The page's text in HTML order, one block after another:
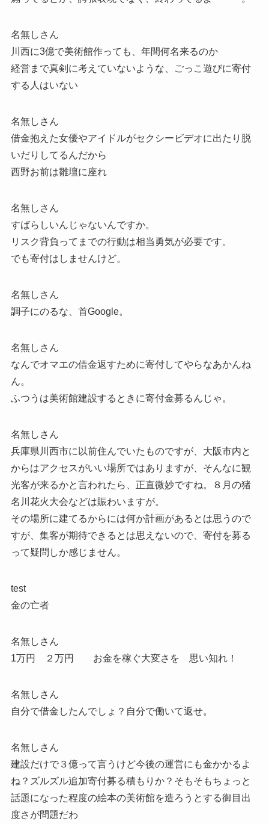
名無しさん
川西に3億で美術館作っても、年間何名来るのか
経営まで真剣に考えていないような、ごっこ遊びに寄付
する人はいない
名無しさん
借金抱えた女優やアイドルがセクシービデオに出たり脱
いだりしてるんだから
西野お前は雛壇に座れ
名無しさん
すばらしいんじゃないんですか。
リスク背負ってまでの行動は相当勇気が必要です。
でも寄付はしませんけど。
名無しさん
調子にのるな、首Google。
名無しさん
なんでオマエの借金返すために寄付してやらなあかんね
ん。
ふつうは美術館建設するときに寄付金募るんじゃ。
名無しさん
兵庫県川西市に以前住んでいたものですが、大阪市内と
からはアクセスがいい場所ではありますが、そんなに観
光客が来るかと言われたら、正直微妙ですね。８月の猪
名川花火大会などは賑わいますが。
その場所に建てるからには何か計画があるとは思うので
すが、集客が期待できるとは思えないので、寄付を募る
って疑問しか感じません。
test
金の亡者
名無しさん
1万円 ２万円 お金を稼ぐ大変さを 思い知れ！
名無しさん
自分で借金したんでしょ？自分で働いて返せ。
名無しさん
建設だけで３億って言うけど今後の運営にも金かかるよ
ね？ズルズル追加寄付募る積もりか？そもそもちょっと
話題になった程度の絵本の美術館を造ろうとする御目出
度さが問題だわ